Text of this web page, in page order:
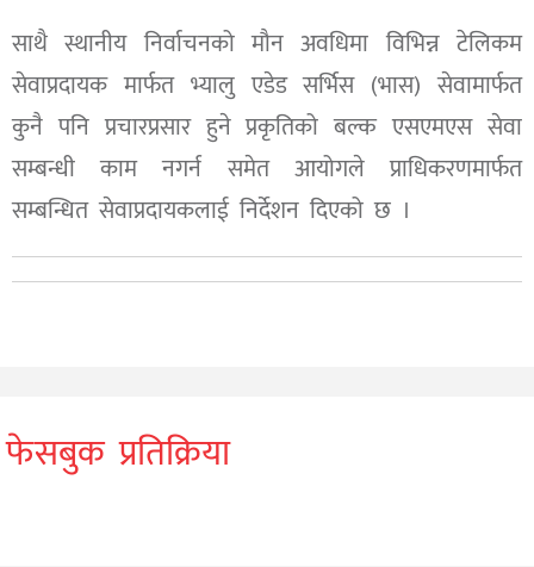
साथै स्थानीय निर्वाचनको मौन अवधिमा विभिन्न टेलिकम
सेवाप्रदायक मार्फत भ्यालु एडेड सर्भिस (भास) सेवामार्फत
कुनै पनि प्रचारप्रसार हुने प्रकृतिको बल्क एसएमएस सेवा
सम्बन्धी काम नगर्न समेत आयोगले प्राधिकरणमार्फत
सम्बन्धित सेवाप्रदायकलाई निर्देशन दिएको छ ।
फेसबुक प्रतिक्रिया